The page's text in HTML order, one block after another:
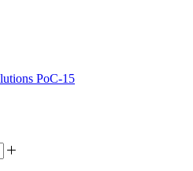
PoC-15